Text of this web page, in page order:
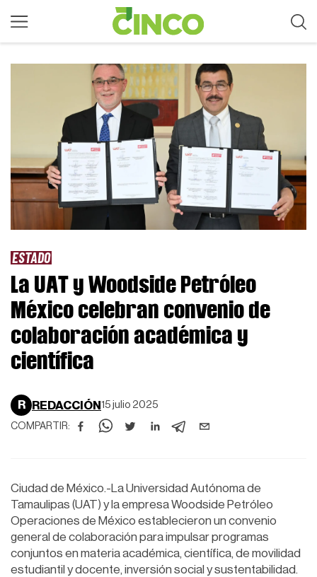
ESTADO
La UAT y Woodside Petróleo
México celebran convenio de
colaboración académica y
científica
R REDACCIÓN 15 julio 2025
COMPARTIR:
Ciudad de México.-La Universidad Autónoma de
Tamaulipas (UAT) y la empresa Woodside Petróleo
Operaciones de México establecieron un convenio
general de colaboración para impulsar programas
conjuntos en materia académica, científica, de movilidad
estudiantil y docente, inversión social y sustentabilidad.